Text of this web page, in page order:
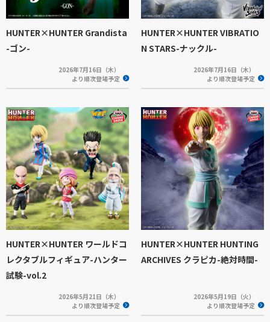
HUNTER×HUNTER Grandista
-ゴン-
2026年7月16日（木）
より順次登場予定
HUNTER×HUNTER VIBRATIO
N STARS-ナックル-
2026年7月16日（木）
より順次登場予定
HUNTER×HUNTER ワールドコ
レクタブルフィギュア-ハンター
試験-vol.2
2026年5月21日（木）
より順次登場予定
HUNTER×HUNTER HUNTING
ARCHIVES クラピカ-絶対時間-
2026年5月19日（火）
より順次登場予定